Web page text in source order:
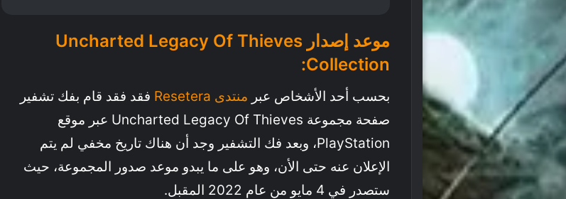
موعد إصدار Uncharted Legacy Of Thieves
Collection:
بحسب أحد الأشخاص عبر منتدى Resetera
فقد فقد قام بفك تشفير
صفحة مجموعة Uncharted Legacy Of Thieves عبر موقع
PlayStation، وبعد فك التشفير وجد أن هناك تاريخ مخفي لم يتم
الإعلان عنه حتى الأن، وهو على ما يبدو موعد صدور المجموعة، حيث
ستصدر في 4 مايو من عام 2022 المقبل.